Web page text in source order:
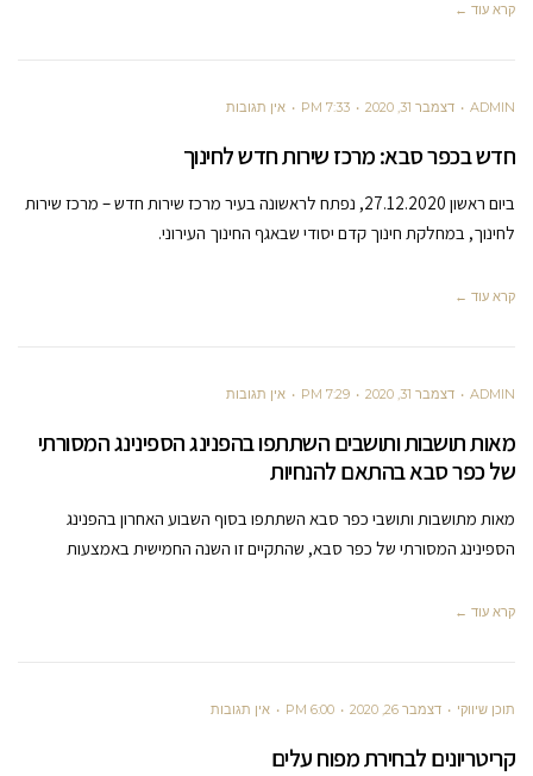
קרא עוד ←
ADMIN דצמבר 31, 2020 7:33 PM אין תגובות
חדש בכפר סבא: מרכז שירות חדש לחינוך
ביום ראשון 27.12.2020, נפתח לראשונה בעיר מרכז שירות חדש – מרכז שירות
לחינוך, במחלקת חינוך קדם יסודי שבאגף החינוך העירוני.
קרא עוד ←
ADMIN דצמבר 31, 2020 7:29 PM אין תגובות
מאות תושבות ותושבים השתתפו בהפנינג הספינינג המסורתי
של כפר סבא בהתאם להנחיות
מאות מתושבות ותושבי כפר סבא השתתפו בסוף השבוע האחרון בהפנינג
הספינינג המסורתי של כפר סבא, שהתקיים זו השנה החמישית באמצעות
קרא עוד ←
תוכן שיווקי דצמבר 26, 2020 6:00 PM אין תגובות
קריטריונים לבחירת מפוח עלים